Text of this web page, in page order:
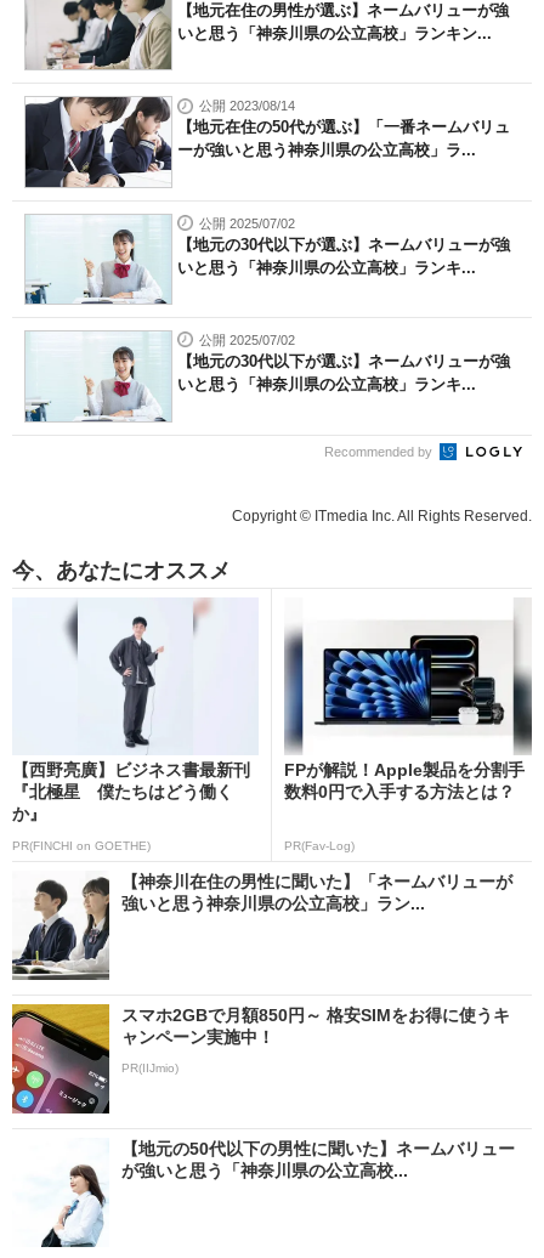
【地元在住の男性が選ぶ】ネームバリューが強
いと思う「神奈川県の公立高校」ランキン...
公開 2023/08/14
【地元在住の50代が選ぶ】「一番ネームバリュ
ーが強いと思う神奈川県の公立高校」ラ...
公開 2025/07/02
【地元の30代以下が選ぶ】ネームバリューが強
いと思う「神奈川県の公立高校」ランキ...
公開 2025/07/02
【地元の30代以下が選ぶ】ネームバリューが強
いと思う「神奈川県の公立高校」ランキ...
Recommended by
Copyright © ITmedia Inc. All Rights Reserved.
今、あなたにオススメ
【西野亮廣】ビジネス書最新刊
『北極星 僕たちはどう働く
か』
PR(FINCHI on GOETHE)
FPが解説！Apple製品を分割手
数料0円で入手する方法とは？
PR(Fav-Log)
【神奈川在住の男性に聞いた】「ネームバリューが
強いと思う神奈川県の公立高校」ラン...
スマホ2GBで月額850円～ 格安SIMをお得に使うキ
ャンペーン実施中！
PR(IIJmio)
【地元の50代以下の男性に聞いた】ネームバリュー
が強いと思う「神奈川県の公立高校...